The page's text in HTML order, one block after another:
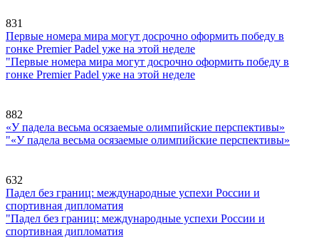
831
Первые номера мира могут досрочно оформить победу в
гонке Premier Padel уже на этой неделе
"Первые номера мира могут досрочно оформить победу в
гонке Premier Padel уже на этой неделе
882
«У падела весьма осязаемые олимпийские перспективы»
"«У падела весьма осязаемые олимпийские перспективы»
632
Падел без границ: международные успехи России и
спортивная дипломатия
"Падел без границ: международные успехи России и
спортивная дипломатия